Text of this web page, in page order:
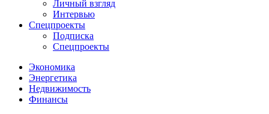
Личный взгляд
Интервью
Спецпроекты
Подписка
Спецпроекты
Экономика
Энергетика
Недвижимость
Финансы